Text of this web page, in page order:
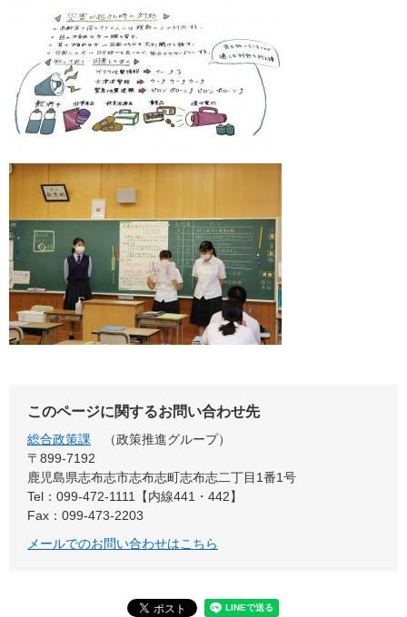
このページに関するお問い合わせ先
総合政策課
政策推進グループ
〒899‐7192
鹿児島県志布志市志布志町志布志二丁目1番1号
Tel：099-472-1111【内線441・442】
Fax：099-473-2203
メールでのお問い合わせはこちら